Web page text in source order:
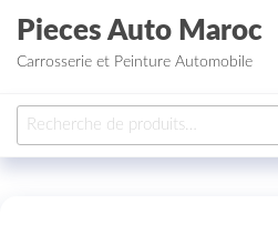
Aller au contenu
Pieces Auto Maroc
Carrosserie et Peinture Automobile
Recherche pour :